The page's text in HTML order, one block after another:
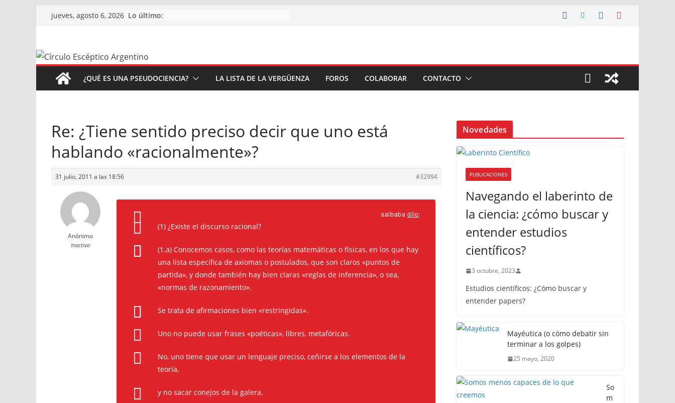
Saltarjueves, agosto 6, 2026 Lo último:
¿QUÉ ES UNA PSEUDOCIENCIA? LA LISTA DE LA VERGÜENZA FOROS COLABORAR CONTACTO
Re: ¿Tiene sentido preciso decir que uno está
hablando «racionalmente»?
31 julio, 2011 a las 18:56 #32994
Anónimo
Inactivo
saibaba dijo:
(1) ¿Existe el discurso racional?
(1.a) Conocemos casos, como las teorías matemáticas o físicas, en los que hay
una lista específica de axiomas o postulados, que son claros «puntos de
partida», y donde también hay bien claras «reglas de inferencia», o sea,
«normas de razonamiento».
Se trata de afirmaciones bien «restringidas».
Uno no puede usar frases «poéticas», libres, metafóricas.
No, uno tiene que usar un lenguaje preciso, ceñirse a los elementos de la
teoría,
y no sacar conejos de la galera.
Novedades
PUBLICACIONES
Navegando el laberinto de
la ciencia: ¿cómo buscar y
entender estudios
científicos?
3 octubre, 2023
Estudios científicos: ¿Cómo buscar y
entender papers?
Mayéutica (o cómo debatir sin
terminar a los golpes)
25 mayo, 2020
So
m